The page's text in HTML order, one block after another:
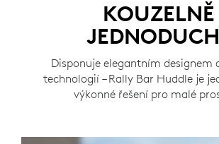
KOUZELNĚ
Disponuje elegantním designem
technologií – Rally Bar Huddle je
výkonné řešení pro malé